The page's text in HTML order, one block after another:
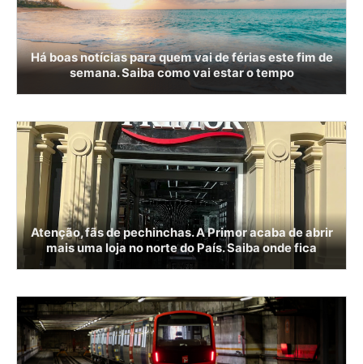
Há boas notícias para quem vai de férias este fim de
semana. Saiba como vai estar o tempo
Atenção, fãs de pechinchas. A Primor acaba de abrir
mais uma loja no norte do País. Saiba onde fica